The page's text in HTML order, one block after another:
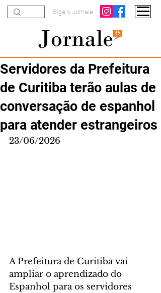
Siga o Jornale
Servidores da Prefeitura
de Curitiba terão aulas de
conversação de espanhol
para atender estrangeiros
23/06/2026
A Prefeitura de Curitiba vai
ampliar o aprendizado do
Espanhol para os servidores